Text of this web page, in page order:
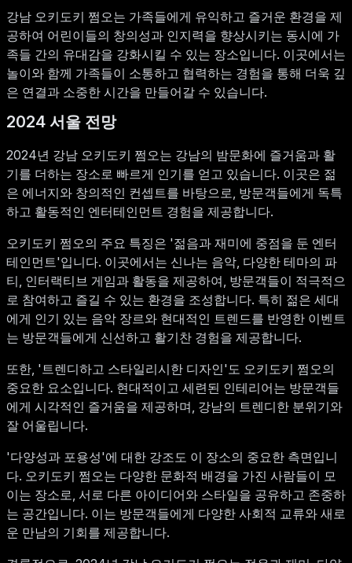
강남 오키도키 쩜오는 가족들에게 유익하고 즐거운 환경을 제
공하여 어린이들의 창의성과 인지력을 향상시키는 동시에 가
족들 간의 유대감을 강화시킬 수 있는 장소입니다. 이곳에서는
놀이와 함께 가족들이 소통하고 협력하는 경험을 통해 더욱 깊
은 연결과 소중한 시간을 만들어갈 수 있습니다.
2024 서울 전망
2024년 강남 오키도키 쩜오는 강남의 밤문화에 즐거움과 활
기를 더하는 장소로 빠르게 인기를 얻고 있습니다. 이곳은 젊
은 에너지와 창의적인 컨셉트를 바탕으로, 방문객들에게 독특
하고 활동적인 엔터테인먼트 경험을 제공합니다.
오키도키 쩜오의 주요 특징은 '젊음과 재미에 중점을 둔 엔터
테인먼트'입니다. 이곳에서는 신나는 음악, 다양한 테마의 파
티, 인터랙티브 게임과 활동을 제공하여, 방문객들이 적극적으
로 참여하고 즐길 수 있는 환경을 조성합니다. 특히 젊은 세대
에게 인기 있는 음악 장르와 현대적인 트렌드를 반영한 이벤트
는 방문객들에게 신선하고 활기찬 경험을 제공합니다.
또한, '트렌디하고 스타일리시한 디자인'도 오키도키 쩜오의
중요한 요소입니다. 현대적이고 세련된 인테리어는 방문객들
에게 시각적인 즐거움을 제공하며, 강남의 트렌디한 분위기와
잘 어울립니다.
'다양성과 포용성'에 대한 강조도 이 장소의 중요한 측면입니
다. 오키도키 쩜오는 다양한 문화적 배경을 가진 사람들이 모
이는 장소로, 서로 다른 아이디어와 스타일을 공유하고 존중하
는 공간입니다. 이는 방문객들에게 다양한 사회적 교류와 새로
운 만남의 기회를 제공합니다.